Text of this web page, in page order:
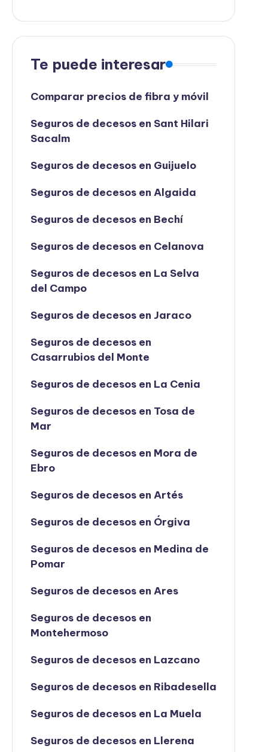
Te puede interesar
Comparar precios de fibra y móvil
Seguros de decesos en Sant Hilari
Sacalm
Seguros de decesos en Guijuelo
Seguros de decesos en Algaida
Seguros de decesos en Bechí
Seguros de decesos en Celanova
Seguros de decesos en La Selva
del Campo
Seguros de decesos en Jaraco
Seguros de decesos en
Casarrubios del Monte
Seguros de decesos en La Cenia
Seguros de decesos en Tosa de
Mar
Seguros de decesos en Mora de
Ebro
Seguros de decesos en Artés
Seguros de decesos en Órgiva
Seguros de decesos en Medina de
Pomar
Seguros de decesos en Ares
Seguros de decesos en
Montehermoso
Seguros de decesos en Lazcano
Seguros de decesos en Ribadesella
Seguros de decesos en La Muela
Seguros de decesos en Llerena